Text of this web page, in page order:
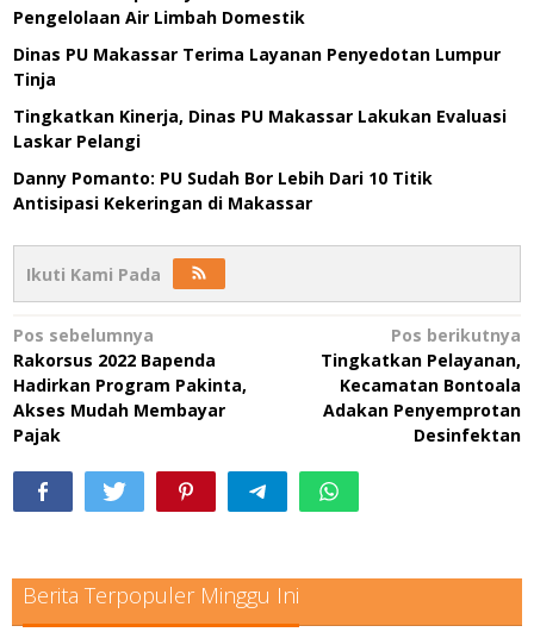
Pengelolaan Air Limbah Domestik
Dinas PU Makassar Terima Layanan Penyedotan Lumpur
Tinja
Tingkatkan Kinerja, Dinas PU Makassar Lakukan Evaluasi
Laskar Pelangi
Danny Pomanto: PU Sudah Bor Lebih Dari 10 Titik
Antisipasi Kekeringan di Makassar
Ikuti Kami Pada
Navigasi
pos
Pos sebelumnya
Rakorsus 2022 Bapenda
Hadirkan Program Pakinta,
Akses Mudah Membayar
Pajak
Pos berikutnya
Tingkatkan Pelayanan,
Kecamatan Bontoala
Adakan Penyemprotan
Desinfektan
Berita Terpopuler Minggu Ini